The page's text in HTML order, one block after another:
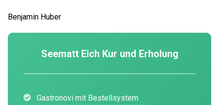
Benjamin Huber
Seematt Eich Kur und Erholung
Gastronovi mit Bestellsystem